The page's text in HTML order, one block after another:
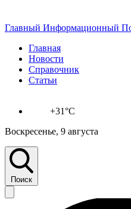
Главный Информационный
Главная
Новости
Справочник
Статьи
+31°C
Воскресенье, 9 августа
Поиск